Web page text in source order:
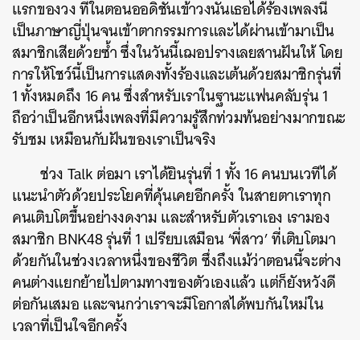
แรกของวง ที่ในตอนออดิชันเข้าวงนั้นเธอได้ร้องเพลงนี้
เป็นภาษาญี่ปุ่นจนเข้าตากรรมการและได้ผ่านเข้ามาเป็น
สมาชิกเสียด้วยซ้ำ ซึ่งในวันนี้เฌอปรางเลยสานฝันให้ โดย
การให้โชว์นี้เป็นการแสดงทั้งร้องและเต้นด้วยสมาชิกรุ่นที่
1 ทั้งหมดถึง 16 คน ซึ่งสำหรับเราในฐานะแฟนคลับรุ่น 1
ถือว่าเป็นอีกหนึ่งเพลงที่มีความรู้สึกท่วมท้นอย่างมากขณะ
รับชม เหมือนกับฝันของเราเป็นจริง
ช่วง Talk ต่อมา เราได้ยินรุ่นที่ 1 ทั้ง 16 คนบนเวทีได้
แนะนำตัวด้วยประโยคที่คุ้นเคยอีกครั้ง ในสายตาเราทุก
คนเติบโตขึ้นอย่างงดงาม และสำหรับตัวเราเอง เรามอง
สมาชิก BNK48 รุ่นที่ 1 เปรียบเสมือน ‘พี่สาว’ ที่เติบโตมา
ด้วยกันในช่วงเวลาหนึ่งของชีวิต ซึ่งถึงแม้ว่าตอนนี้จะต่าง
คนต่างแยกย้ายไปตามทางของตัวเองแล้ว แต่ก็ยังหวังดี
ต่อกันเสมอ และจนกว่าเราจะมีโอกาสได้พบกันใหม่ใน
เวลาที่เป็นใจอีกครั้ง